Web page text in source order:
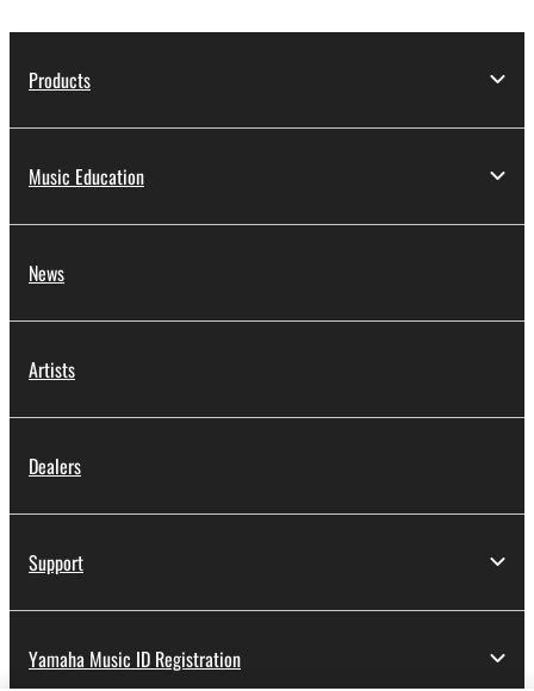
Products
Music Education
News
Artists
Dealers
Support
Yamaha Music ID Registration